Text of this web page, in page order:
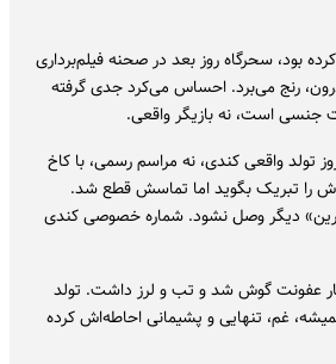
بود، سحرگاه روز بعد در صحنه فیلم‌برداری
رنج می‌برد. احساس می‌کرد جدی گرفته
جنسی است، نه بازیگر واقعی.
تولد واقعی کندی، نه مراسم رسمی، با کاخ
را تبریک بگوید اما تماسش قطع شد.
گرین» دیگر وصل نشود. شماره‌ خصوصی کندی
عفونت گوش شد و تب و لرز داشت. تولد
غم، تنهایی و پشیمانی احاطه‌اش کرده